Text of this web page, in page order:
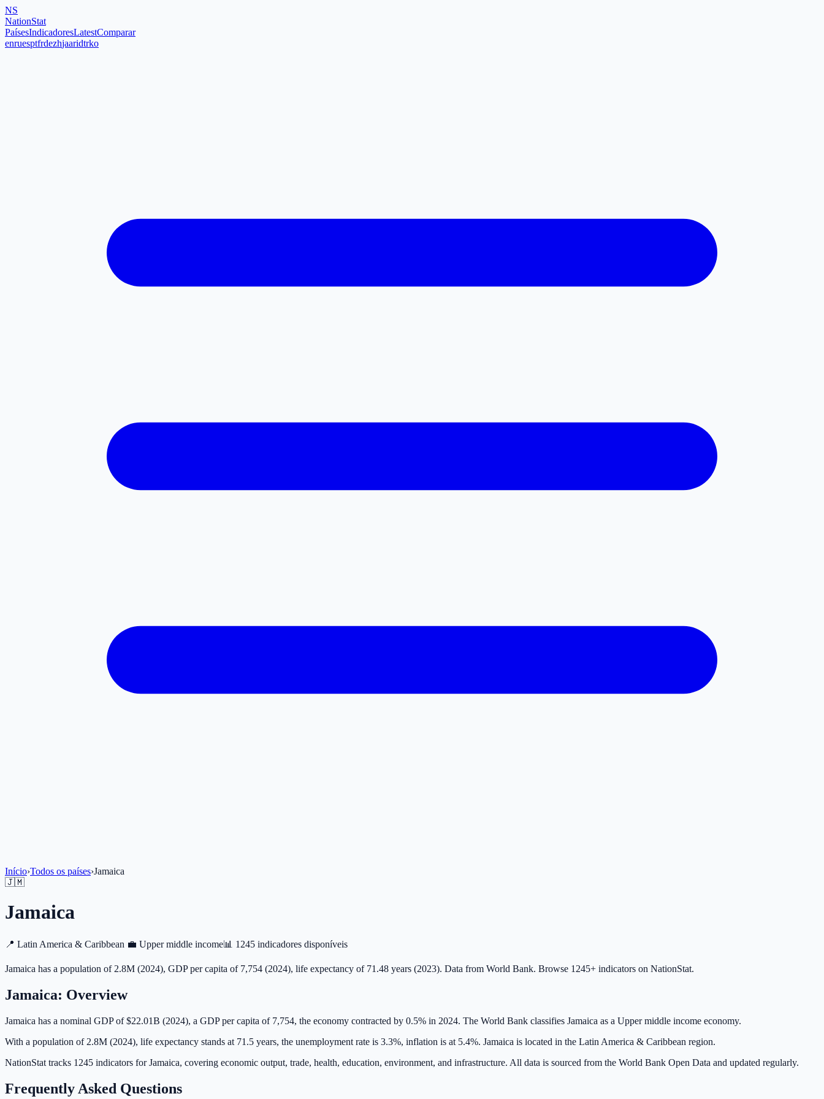
NS
NationStat
PaísesIndicadoresLatestComparar
enruesptfrdezhjaaridtrko
Início›Todos os países›Jamaica
🇯🇲
Jamaica
📍 Latin America & Caribbean 💼 Upper middle income 📊 1245 indicadores disponíveis
Jamaica has a population of 2.8M (2024), GDP per capita of 7,754 (2024), life expectancy of 71.48 years (2023). Data from World Bank. Browse 1245+ indicators on NationStat.
Jamaica: Overview
Jamaica has a nominal GDP of $22.01B (2024), a GDP per capita of 7,754, the economy contracted by 0.5% in 2024. The World Bank classifies Jamaica as a Upper middle income economy.
With a population of 2.8M (2024), life expectancy stands at 71.5 years, the unemployment rate is 3.3%, inflation is at 5.4%. Jamaica is located in the Latin America & Caribbean region.
NationStat tracks 1245 indicators for Jamaica, covering economic output, trade, health, education, environment, and infrastructure. All data is sourced from the World Bank Open Data and updated regularly.
Frequently Asked Questions